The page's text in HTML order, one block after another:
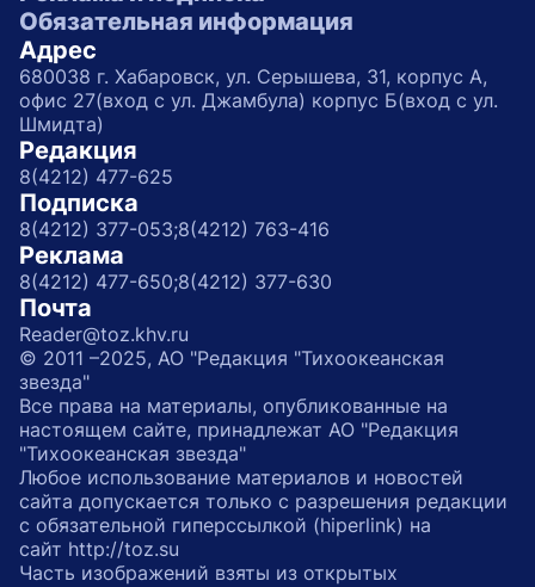
Обязательная информация
Адрес
680038 г. Хабаровск, ул. Серышева, 31, корпус А,
офис 27(вход с ул. Джамбула) корпус Б(вход с ул.
Шмидта)
Редакция
8(4212) 477-625
Подписка
8(4212) 377-053;8(4212) 763-416
Реклама
8(4212) 477-650;8(4212) 377-630
Почта
Reader@toz.khv.ru
© 2011 –2025, АО "Редакция "Тихоокеанская
звезда"
Все права на материалы, опубликованные на
настоящем сайте, принадлежат АО "Редакция
"Тихоокеанская звезда"
Любое использование материалов и новостей
сайта допускается только с разрешения редакции
с обязательной гиперссылкой (hiperlink) на
сайт http://toz.su
Часть изображений взяты из открытых